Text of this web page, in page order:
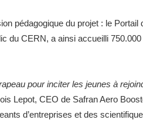
pédagogique du projet : le Portail
du CERN, a ainsi accueilli
pour inciter les jeunes à
Lepot, CEO de Safran Aero
d’entreprises et des